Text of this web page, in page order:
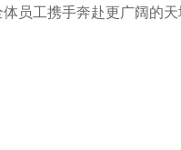
员工携手奔赴更广阔的